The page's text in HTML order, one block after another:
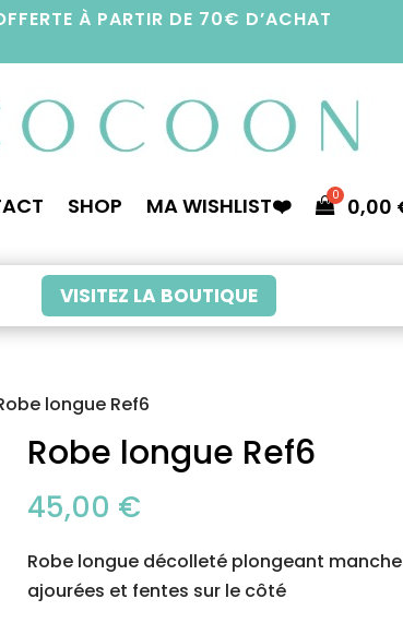
À PARTIR DE 70€ D’ACHAT
SHOP MA WISHLIST❤️ 0,00
VISITEZ LA BOUTIQUE
longue Ref6
Robe longue Ref6
45,00 €
Robe longue décolleté plongeant
ajourées et fentes sur le côté